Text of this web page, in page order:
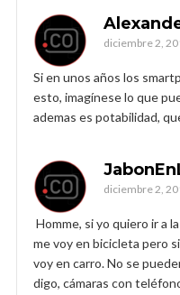
diciembre 2,
Si en unos años los
esto, imagínese lo que
ademas es potabilidad,
diciembre 2,
Homme, si yo quiero ir a
me voy en bicicleta pero
voy en carro. No se
digo, cámaras con